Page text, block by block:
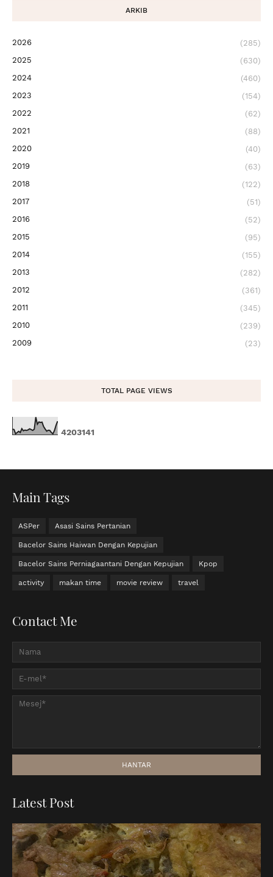
ARKIB
2026
(285)
2025
(630)
2024
(460)
2023
(154)
2022
(62)
2021
(88)
2020
(40)
2019
(63)
2018
(122)
2017
(51)
2016
(52)
2015
(95)
2014
(155)
2013
(282)
2012
(361)
2011
(345)
2010
(239)
2009
(23)
TOTAL PAGE VIEWS
4203141
Main Tags
ASPer Asasi Sains Pertanian
Bacelor Sains Haiwan Dengan Kepujian
Bacelor Sains Perniagaantani Dengan Kepujian Kpop
activity makan time movie review travel
Contact Me
Latest Post